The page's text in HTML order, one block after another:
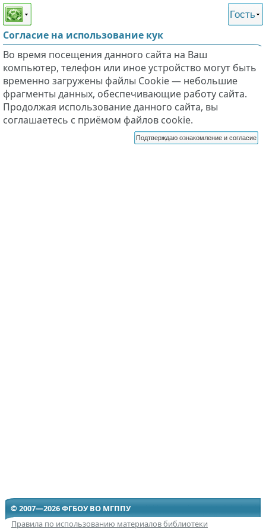
Этот сайт поддерживает
слабовидящих
Гость
Согласие на использование кук
Во время посещения данного сайта на Ваш
компьютер, телефон или иное устройство могут быть
временно загружены файлы Cookie — небольшие
фрагменты данных, обеспечивающие работу сайта.
Продолжая использование данного сайта, вы
соглашаетесь с приёмом файлов cookie.
Подтверждаю ознакомление и согласие
© 2007—2026 ФГБОУ ВО МГППУ
Правила по использованию материалов библиотеки